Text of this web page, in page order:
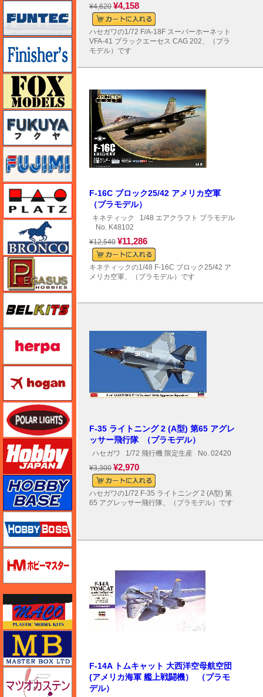
¥4,620 ¥4,158
ハセガワの1/72 F/A-18F スーパーホーネット
VFA-41 ブラックエーセス CAG 202、（プラ
モデル）です
F-16C ブロック25/42 アメリカ空軍
（プラモデル）
キネティック
1/48 エアクラフト プラモデル
No. K48102
¥12,540 ¥11,286
キネティックの1/48 F-16C ブロック25/42 ア
メリカ空軍、（プラモデル）です
F-35 ライトニング 2 (A型) 第65 アグレ
ッサー飛行隊 （プラモデル）
ハセガワ 1/72 飛行機 限定生産 No. 02420
¥3,300 ¥2,970
ハセガワの1/72 F-35 ライトニング 2 (A型) 第
65 アグレッサー飛行隊、（プラモデル）です
F-14A トムキャット 大西洋空母航空団
(アメリカ海軍 艦上戦闘機） （プラモ
デル）
funtec（ファンテック）
フィニッシャーズ
フクヤ
ブロンコモデル（Bronco Models）
ペガサスホビー
ホーガンウイングス
ホビージャパン
ホビーベース
マツオカステン